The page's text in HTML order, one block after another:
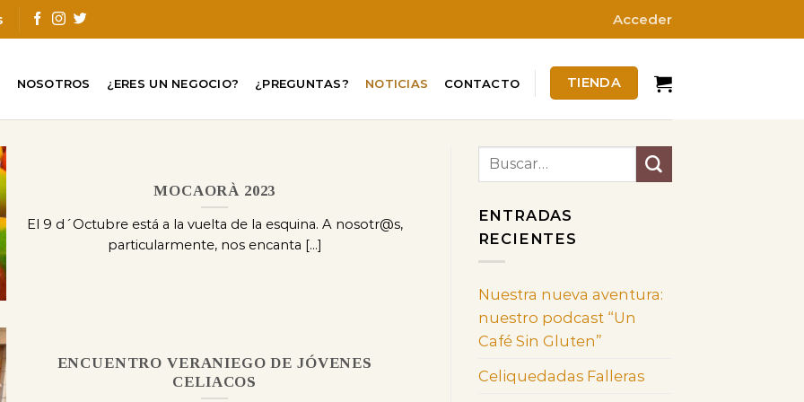
Acceder
NOSOTROS ¿ERES UN NEGOCIO? ¿PREGUNTAS? NOTICIAS CONTACTO TIENDA
MOCAORÀ 2023
El 9 d´Octubre está a la vuelta de la esquina. A nosotr@s,
particularmente, nos encanta [...]
ENCUENTRO VERANIEGO DE JÓVENES
CELIACOS
ENTRADAS
RECIENTES
Nuestra nueva aventura:
nuestro podcast “Un
Café Sin Gluten”
Celiquedadas Falleras